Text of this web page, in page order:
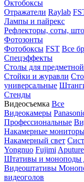
Октобоксы
Отражатели Raylab
Лампы и пайрекс
Рефлекторы, соты,
Фотозонты
Фотобоксы FST Все
Спецэффекты
Столы для
Стойки и журавли
универсальные
Стенды
Видеосъемка Все
Видеокамеры
Профессиональные
Накамерные
Накамерный свет
Yongnuo Fujimi Aputure
Штативы и моноподы
Видеоштативы
видеоголов